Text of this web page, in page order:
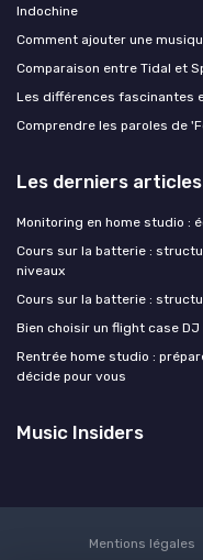
Indochine
Comment ajouter une
Comparaison entre Tidal et
Les différences fascinantes
Comprendre les paroles de
Les derniers articles
Monitoring en home studio :
Cours sur la batterie :
niveaux
Cours sur la batterie :
Bien choisir un flight case
Rentrée home studio :
décide pour vous
Music Insiders
Mentions légales